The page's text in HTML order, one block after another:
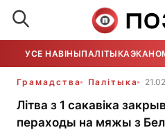
УСЕ НАВІНЫПАЛІТЫКА
Грамадства Палітыка
Літва з 1 сакавіка
пераходы на мяжы з